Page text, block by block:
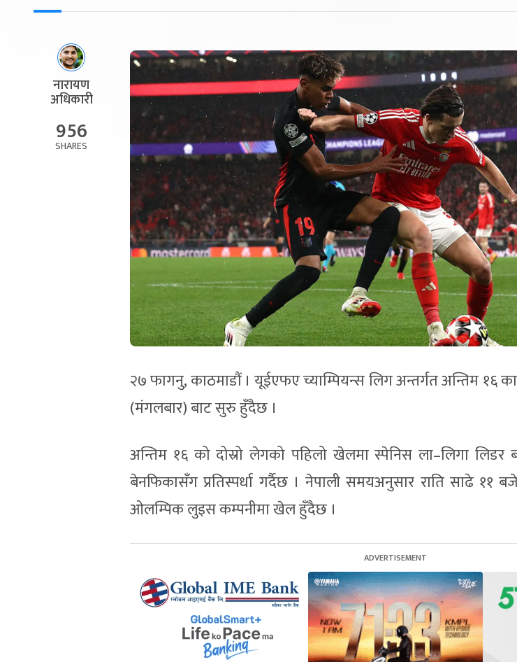
नारायण
अधिकारी
956
SHARES
२७ फागनु, काठमाडौं । यूईएफए च्याम्पियन्स लिग अन्तर्गत अन्तिम
(मंगलबार) बाट सुरु हुँदैछ ।
अन्तिम १६ को दोस्रो लेगको पहिलो खेलमा स्पेनिस ला–लिगा लिडर
बेनफिकासँग प्रतिस्पर्धा गर्दैछ । नेपाली समयअनुसार राति साढे ११
ओलम्पिक लुइस कम्पनीमा खेल हुँदैछ ।